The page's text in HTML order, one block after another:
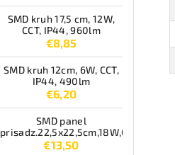
SMD kruh 17,5 cm, 12W,
CCT, IP44, 960lm
€8,85
SMD kruh 12cm, 6W, CCT,
IP44, 490lm
€6,20
SMD panel
€13,50